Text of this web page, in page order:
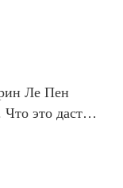
Ле Пен
это даст